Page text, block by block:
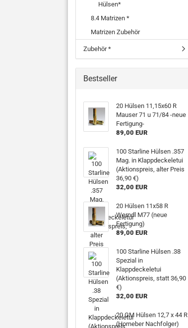
Hülsen*
8.4 Matrizen *
Matrizen Zubehör
Zubehör *
Bestseller
20 Hülsen 11,15x60 R
Mauser 71 u 71/84 -neue
Fertigung-
89,00 EUR
100 Starline Hülsen .357
Mag. in Klappdeckeletui
(Aktionspreis, alter Preis
36,90 €)
32,00 EUR
20 Hülsen 11x58 R
Werndl M77 (neue
Fertigung)
89,00 EUR
100 Starline Hülsen .38
Spezial in
Klappdeckeletui
(Aktionspreis, statt 36,90
€)
32,00 EUR
20 GM Hülsen 12,7 x 44 R
(Horneber Nachfolger)